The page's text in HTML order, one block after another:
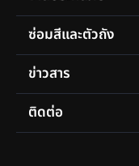
ซ่อมสีและตัวถัง
ข่าวสาร
ติดต่อ